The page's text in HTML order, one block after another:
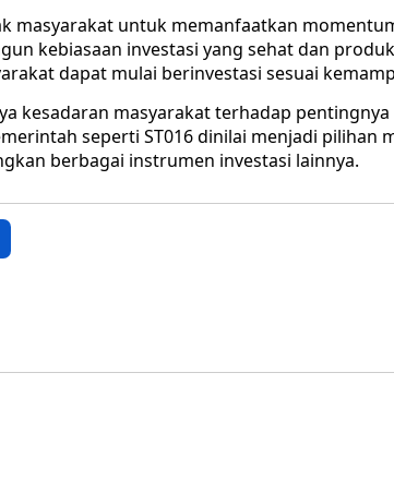
masyarakat untuk memanfaatkan
kebiasaan investasi yang sehat dan
dapat mulai berinvestasi sesuai
kesadaran masyarakat terhadap
seperti ST016 dinilai menjadi pilihan
berbagai instrumen investasi lainnya.